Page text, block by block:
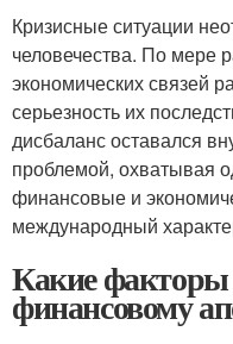
Кризисные ситуации
человечества. По мере
экономических связей
серьезность их
дисбаланс оставался
проблемой, охватывая
финансовые и
международный
Какие факторы
финансовому